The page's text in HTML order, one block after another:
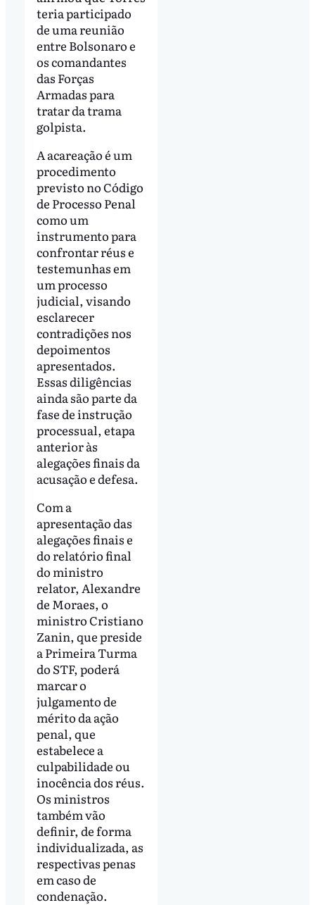
teria participado
de uma reunião
entre Bolsonaro e
os comandantes
das Forças
Armadas para
tratar da trama
golpista.
A acareação é um
procedimento
previsto no Código
de Processo Penal
como um
instrumento para
confrontar réus e
testemunhas em
um processo
judicial, visando
esclarecer
contradições nos
depoimentos
apresentados.
Essas diligências
ainda são parte da
fase de instrução
processual, etapa
anterior às
alegações finais da
acusação e defesa.
Com a
apresentação das
alegações finais e
do relatório final
do ministro
relator, Alexandre
de Moraes, o
ministro Cristiano
Zanin, que preside
a Primeira Turma
do STF, poderá
marcar o
julgamento de
mérito da ação
penal, que
estabelece a
culpabilidade ou
inocência dos réus.
Os ministros
também vão
definir, de forma
individualizada, as
respectivas penas
em caso de
condenação.